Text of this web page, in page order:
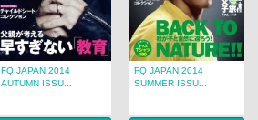
FQ JAPAN 2014
AUTUMN ISSU...
FQ JAPAN 2014
SUMMER ISSU...